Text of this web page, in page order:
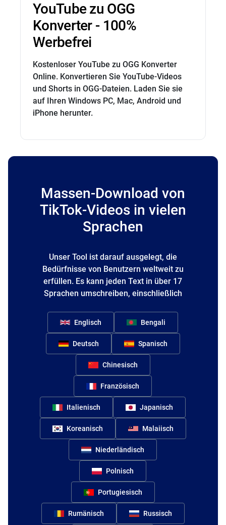
YouTube zu OGG
Konverter - 100%
Werbefrei
Kostenloser YouTube zu OGG Konverter
Online. Konvertieren Sie YouTube-Videos
und Shorts in OGG-Dateien. Laden Sie sie
auf Ihren Windows PC, Mac, Android und
iPhone herunter.
Massen-Download von
TikTok-Videos in vielen
Sprachen
Unser Tool ist darauf ausgelegt, die
Bedürfnisse von Benutzern weltweit zu
erfüllen. Es kann jeden Text in über 17
Sprachen umschreiben, einschließlich
Englisch Bengali
Deutsch Spanisch
Chinesisch
Französisch
Italienisch Japanisch
Koreanisch Malaiisch
Niederländisch
Polnisch
Portugiesisch
Rumänisch Russisch